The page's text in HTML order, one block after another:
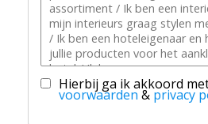
Hierbij ga ik akkoord
voorwaarden & privacy